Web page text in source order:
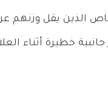
خطيرة أثناء